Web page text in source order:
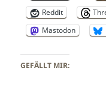
Reddit
Mastodon
GEFÄLLT MIR: